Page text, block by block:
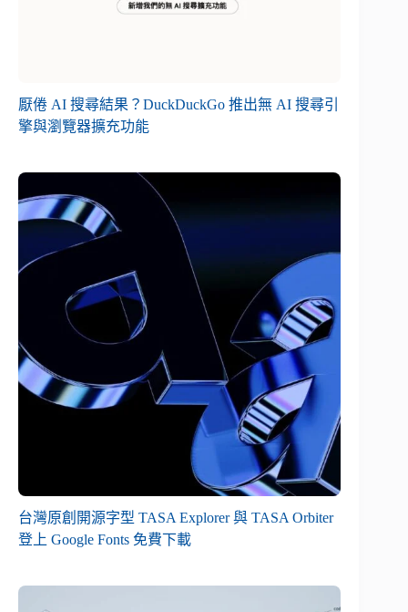
厭倦 AI 搜尋結果？DuckDuckGo 推出無 AI 搜尋引
擎與瀏覽器擴充功能
台灣原創開源字型 TASA Explorer 與 TASA Orbiter
登上 Google Fonts 免費下載